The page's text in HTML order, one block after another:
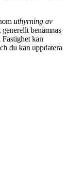
uthyrning av
benämnas
kan
du kan uppdatera